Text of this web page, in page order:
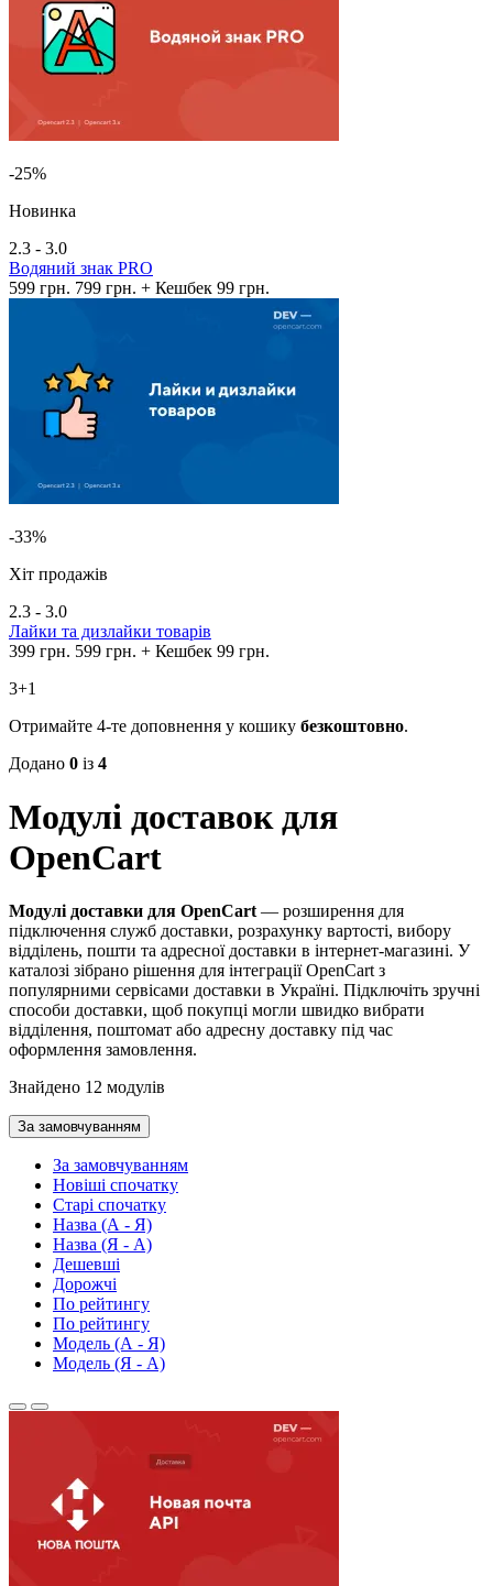
-25%
Новинка
2.3 - 3.0
Водяний знак PRO
599 грн. 799 грн. + Кешбек 99 грн.
-33%
Хіт продажів
2.3 - 3.0
Лайки та дизлайки товарів
399 грн. 599 грн. + Кешбек 99 грн.
3+1
Отримайте 4-те доповнення у кошику безкоштовно.
Додано 0 із 4
Модулі доставок для
OpenCart
Модулі доставки для OpenCart— розширення для
підключення служб доставки, розрахунку вартості, вибору
відділень, пошти та адресної доставки в інтернет-магазині. У
каталозі зібрано рішення для інтеграції OpenCart з
популярними сервісами доставки в Україні. Підключіть зручні
способи доставки, щоб покупці могли швидко вибрати
відділення, поштомат або адресну доставку під час
оформлення замовлення.
Знайдено 12 модулів
За замовчуванням
За замовчуванням
Новіші спочатку
Старі спочатку
Назва (А - Я)
Назва (Я - А)
Дешевші
Дорожчі
По рейтингу
По рейтингу
Модель (А - Я)
Модель (Я - А)